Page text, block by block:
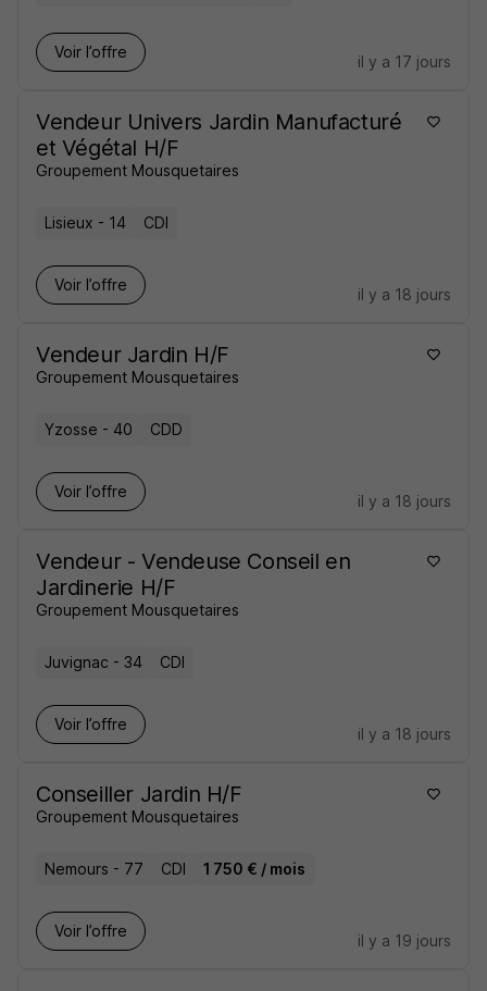
Voir l’offre
il y a 17 jours
Vendeur Univers Jardin Manufacturé
et Végétal H/F
Groupement Mousquetaires
Lisieux - 14 CDI
Voir l’offre
il y a 18 jours
Vendeur Jardin H/F
Groupement Mousquetaires
Yzosse - 40 CDD
Voir l’offre
il y a 18 jours
Vendeur - Vendeuse Conseil en
Jardinerie H/F
Groupement Mousquetaires
Juvignac - 34 CDI
Voir l’offre
il y a 18 jours
Conseiller Jardin H/F
Groupement Mousquetaires
Nemours - 77 CDI 1 750 € / mois
Voir l’offre
il y a 19 jours